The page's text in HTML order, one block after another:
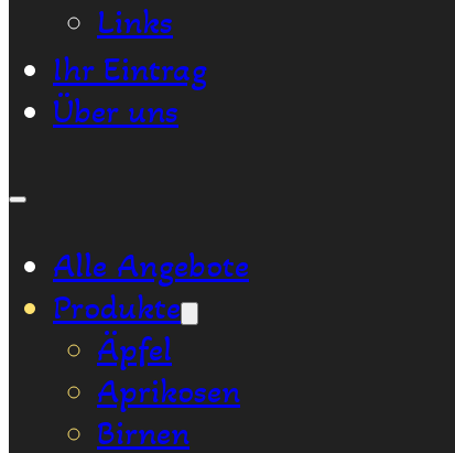
Links
Ihr Eintrag
Über uns
Alle Angebote
Produkte
Äpfel
Aprikosen
Birnen